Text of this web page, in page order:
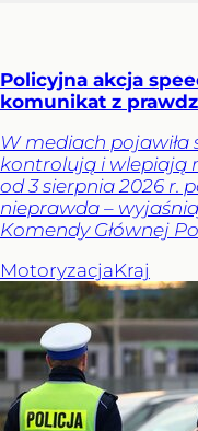
Policyjna akcja
komunikat z
W mediach pojawiła
kontrolują i wlepiają
od 3 sierpnia 2026 r.
nieprawda –
Komendy Głównej
MotoryzacjaKraj